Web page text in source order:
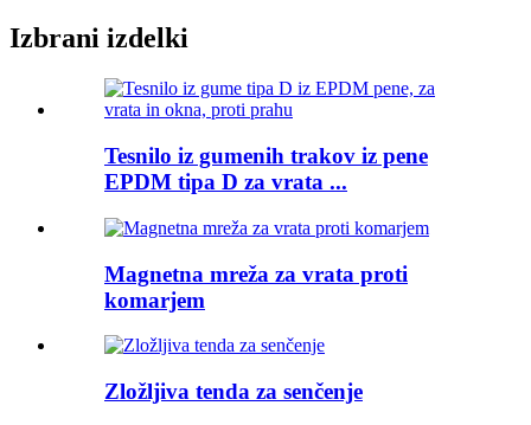
Izbrani izdelki
Tesnilo iz gumenih trakov iz pene
EPDM tipa D za vrata ...
Magnetna mreža za vrata proti
komarjem
Zložljiva tenda za senčenje